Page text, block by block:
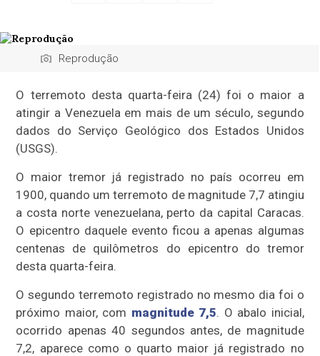
Reprodução
O terremoto desta quarta-feira (24) foi o maior a
atingir a Venezuela em mais de um século, segundo
dados do Serviço Geológico dos Estados Unidos
(USGS).
O maior tremor já registrado no país ocorreu em
1900, quando um terremoto de magnitude 7,7 atingiu
a costa norte venezuelana, perto da capital Caracas.
O epicentro daquele evento ficou a apenas algumas
centenas de quilômetros do epicentro do tremor
desta quarta-feira.
O segundo terremoto registrado no mesmo dia foi o
próximo maior, com magnitude 7,5. O abalo inicial,
ocorrido apenas 40 segundos antes, de magnitude
7,2, aparece como o quarto maior já registrado no